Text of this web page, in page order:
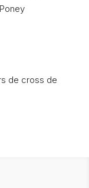
de cross de